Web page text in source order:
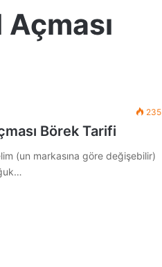
Açması
235
Börek Tarifi
(un markasına göre değişebilir)